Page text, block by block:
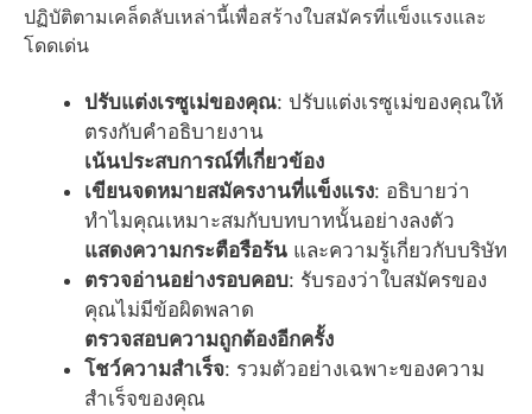
ปฏิบัติตามเคล็ดลับเหล่านี้เพื่อสร้างใบสมัครที่แข็งแรงและ
โดดเด่น
ปรับแต่งเรซูเม่ของคุณ: ปรับแต่งเรซูเม่ของคุณให้
ตรงกับคำอธิบายงาน
เน้นประสบการณ์ที่เกี่ยวข้อง
เขียนจดหมายสมัครงานที่แข็งแรง: อธิบายว่า
ทำไมคุณเหมาะสมกับบทบาทนั้นอย่างลงตัว
แสดงความกระตือรือร้น และความรู้เกี่ยวกับบริษัท
ตรวจอ่านอย่างรอบคอบ: รับรองว่าใบสมัครของ
คุณไม่มีข้อผิดพลาด
ตรวจสอบความถูกต้องอีกครั้ง
โชว์ความสำเร็จ: รวมตัวอย่างเฉพาะของความ
สำเร็จของคุณ